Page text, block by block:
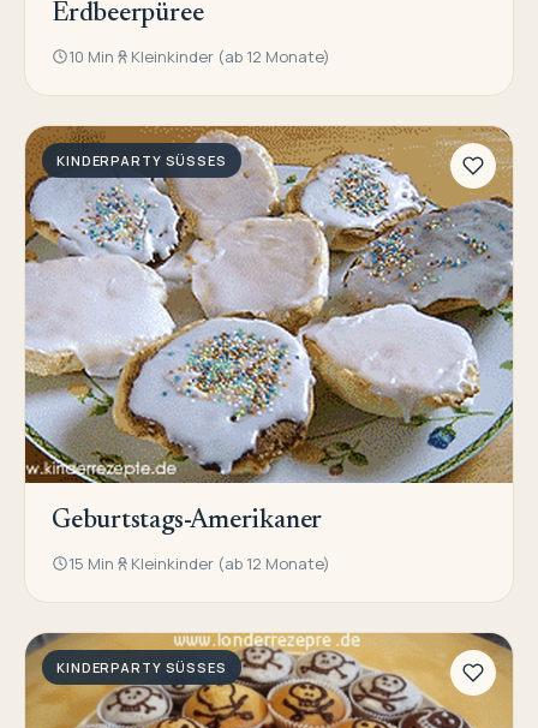
Erdbeerpüree
10 Min Kleinkinder (ab 12 Monate)
KINDERPARTY SÜSSES
Geburtstags-Amerikaner
15 Min Kleinkinder (ab 12 Monate)
KINDERPARTY SÜSSES